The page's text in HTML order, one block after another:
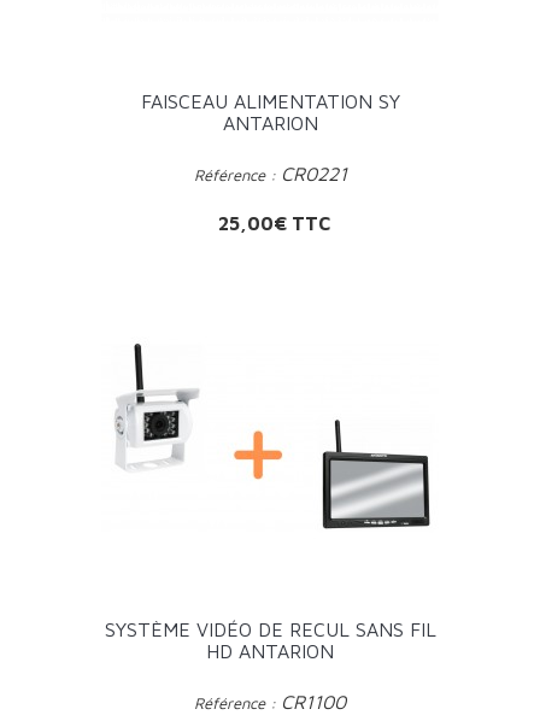
FAISCEAU ALIMENTATION SY
ANTARION
Référence : CR0221
Prix
25,00€ TTC
SYSTÈME VIDÉO DE RECUL SANS FIL
HD ANTARION
Référence : CR1100